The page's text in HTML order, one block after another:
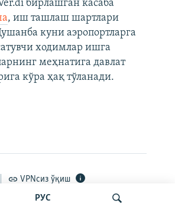
РУС
бирлашган касаба
, иш ташлаш шартлари
куни аэропортларга
ходимлар ишга
меҳнатига давлат
кўра ҳақ тўланади.
VPNсиз ўқиш